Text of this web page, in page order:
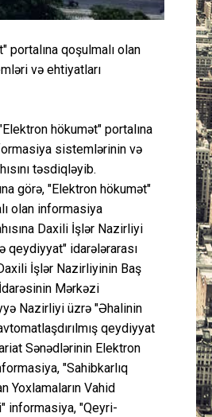
Gündəm
Peşə etikası
Əlaqə
portalına qoşulmalı olan
və ehtiyatları
hökumət" portalına
sistemlərinin və
təsdiqləyib.
görə, "Elektron hökumət"
olan informasiya
Daxili İşlər Nazirliyi
qeydiyyat" idarələrarası
İşlər Nazirliyinin Baş
Mərkəzi
Nazirliyi üzrə "Əhalinin
qeydiyyat
Sənədlərinin Elektron
"Sahibkarlıq
Yoxlamaların Vahid
informasiya, "Qeyri-